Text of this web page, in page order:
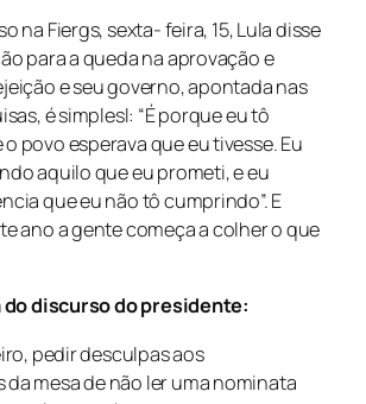
na Fiergs, sexta- feira, 15, Lula disse
para a queda na aprovação e
e seu governo, apontada nas
é simplesl: “É porque eu tô
povo esperava que eu tivesse. Eu
aquilo que eu prometi, e eu
que eu não tô cumprindo”. E
ano a gente começa a colher o que
do discurso do presidente:
pedir desculpas aos
mesa de não ler uma nominata